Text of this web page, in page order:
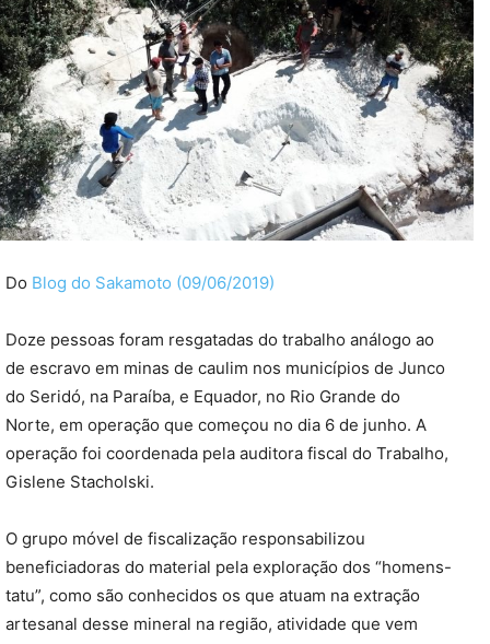
Do Blog do Sakamoto (09/06/2019)
Doze pessoas foram resgatadas do trabalho análogo ao
de escravo em minas de caulim nos municípios de Junco
do Seridó, na Paraíba, e Equador, no Rio Grande do
Norte, em operação que começou no dia 6 de junho. A
operação foi coordenada pela auditora fiscal do Trabalho,
Gislene Stacholski.
O grupo móvel de fiscalização responsabilizou
beneficiadoras do material pela exploração dos “homens-
tatu”, como são conhecidos os que atuam na extração
artesanal desse mineral na região, atividade que vem